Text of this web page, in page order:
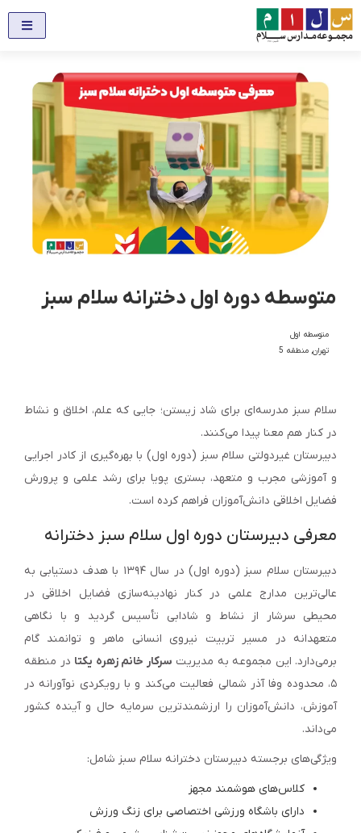
متوسطه دوره اول دخترانه سلام سبز
متوسطه اول
تهران, منطقه 5
سلام سبز مدرسه‌ای برای شاد زیستن؛ جایی که علم، اخلاق و نشاط
در کنار هم معنا پیدا می‌کنند.
دبیرستان غیردولتی سلام سبز (دوره اول) با بهره‌گیری از کادر اجرایی
و آموزشی مجرب و متعهد، بستری پویا برای رشد علمی و پرورش
فضایل اخلاقی دانش‌آموزان فراهم کرده است.
معرفی دبیرستان دوره اول سلام سبز دخترانه
دبیرستان سلام سبز (دوره اول) در سال ۱۳۹۴ با هدف دستیابی به
عالی‌ترین مدارج علمی در کنار نهادینه‌سازی فضایل اخلاقی در
محیطی سرشار از نشاط و شادابی تأسیس گردید و با نگاهی
متعهدانه در مسیر تربیت نیروی انسانی ماهر و توانمند گام
برمی‌دارد. این مجموعه به مدیریت سرکار خانم زهره یکتا در منطقه
۵، محدوده وفا آذر شمالی فعالیت می‌کند و با رویکردی نوآورانه در
آموزش، دانش‌آموزان را ارزشمندترین سرمایه حال و آینده کشور
می‌داند.
ویژگی‌های برجسته دبیرستان دخترانه سلام سبز شامل:
کلاس‌های هوشمند مجهز
دارای باشگاه ورزشی اختصاصی برای زنگ ورزش